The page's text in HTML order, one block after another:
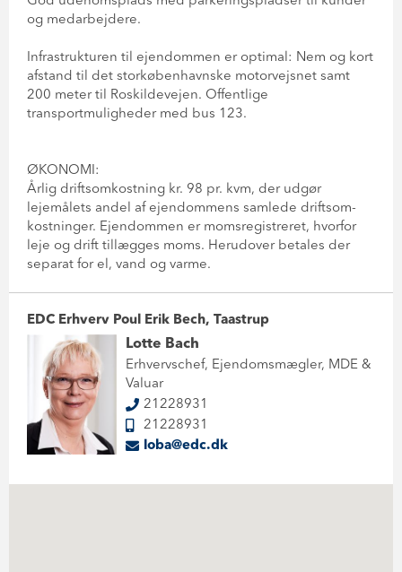
og medarbejdere.
Infrastrukturen til ejendommen er optimal: Nem og kort
afstand til det storkøbenhavnske motorvejsnet samt
200 meter til Roskildevejen. Offentlige
transportmuligheder med bus 123.
ØKONOMI:
Årlig driftsomkostning kr. 98 pr. kvm, der udgør
lejemålets andel af ejendommens samlede driftsom-
kostninger. Ejendommen er momsregistreret, hvorfor
leje og drift tillægges moms. Herudover betales der
separat for el, vand og varme.
EDC Erhverv Poul Erik Bech, Taastrup
Lotte Bach
Erhvervschef, Ejendomsmægler, MDE &
Valuar
21228931
21228931
loba@edc.dk